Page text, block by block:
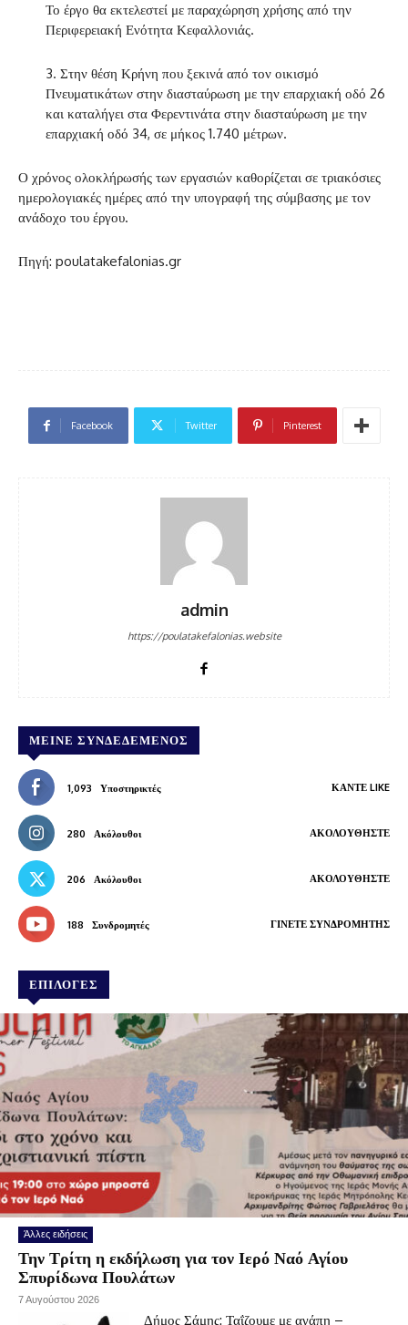
Το έργο θα εκτελεστεί με παραχώρηση χρήσης από την
Περιφερειακή Ενότητα Κεφαλλονιάς.
3. Στην θέση Κρήνη που ξεκινά από τον οικισμό
Πνευματικάτων στην διασταύρωση με την επαρχιακή οδό 26
και καταλήγει στα Φερεντινάτα στην διασταύρωση με την
επαρχιακή οδό 34, σε μήκος 1.740 μέτρων.
Ο χρόνος ολοκλήρωσής των εργασιών καθορίζεται σε τριακόσιες
ημερολογιακές ημέρες από την υπογραφή της σύμβασης με τον
ανάδοχο του έργου.
Πηγή: poulatakefalonias.gr
Facebook Twitter Pinterest
admin
https://poulatakefalonias.website
ΜΕΊΝΕ ΣΥΝΔΕΔΕΜΈΝΟΣ
1,093 Υποστηρικτές ΚΆΝΤΕ LIKE
280 Ακόλουθοι ΑΚΟΛΟΥΘΉΣΤΕ
206 Ακόλουθοι ΑΚΟΛΟΥΘΉΣΤΕ
188 Συνδρομητές ΓΊΝΕΤΕ ΣΥΝΔΡΟΜΗΤΉΣ
ΕΠΙΛΟΓΕΣ
Άλλες ειδήσεις
Την Τρίτη η εκδήλωση για τον Ιερό Ναό Αγίου
Σπυρίδωνα Πουλάτων
7 Αυγούστου 2026
Δήμος Σάμης: Ταΐζουμε με αγάπη –